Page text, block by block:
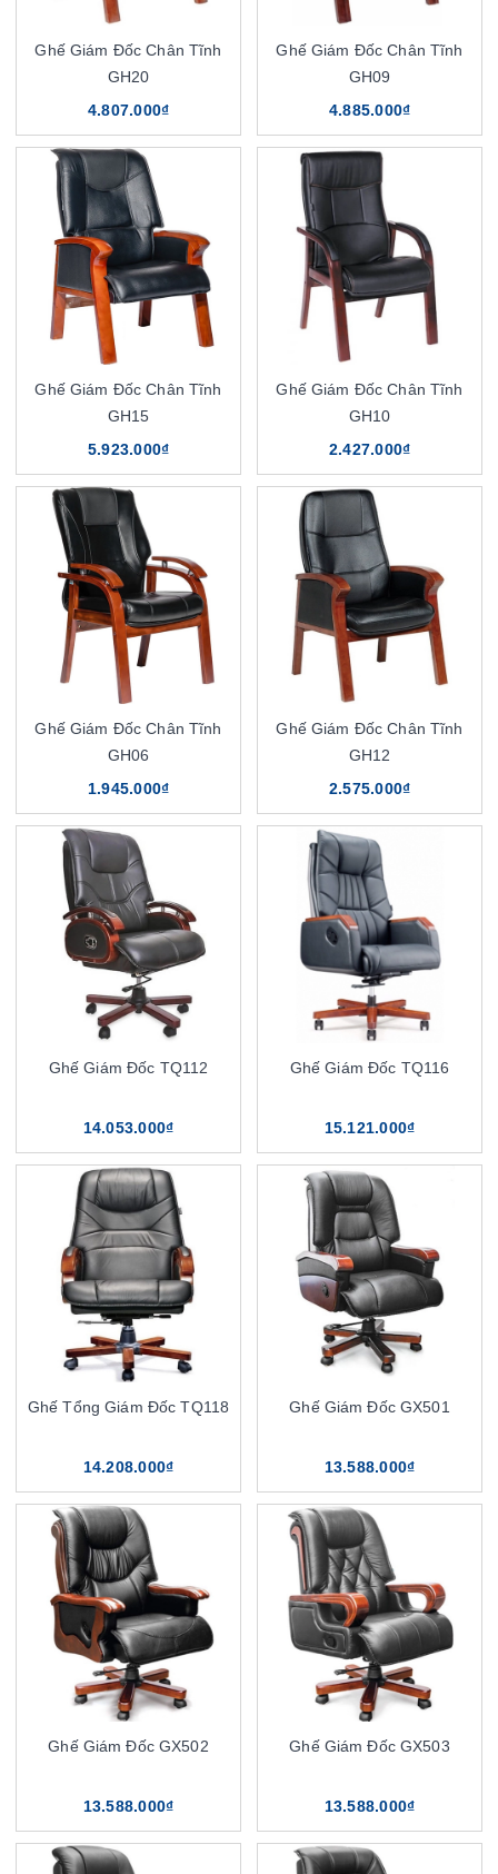
Ghế Giám Đốc Chân Tĩnh
GH20
4.807.000₫
Ghế Giám Đốc Chân Tĩnh
GH09
4.885.000₫
Ghế Giám Đốc Chân Tĩnh
GH15
5.923.000₫
Ghế Giám Đốc Chân Tĩnh
GH10
2.427.000₫
Ghế Giám Đốc Chân Tĩnh
GH06
1.945.000₫
Ghế Giám Đốc Chân Tĩnh
GH12
2.575.000₫
Ghế Giám Đốc TQ112
14.053.000₫
Ghế Giám Đốc TQ116
15.121.000₫
Ghế Tổng Giám Đốc TQ118
14.208.000₫
Ghế Giám Đốc GX501
13.588.000₫
Ghế Giám Đốc GX502
13.588.000₫
Ghế Giám Đốc GX503
13.588.000₫